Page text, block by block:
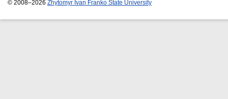
© 2008–2026 Zhytomyr Ivan Franko State University